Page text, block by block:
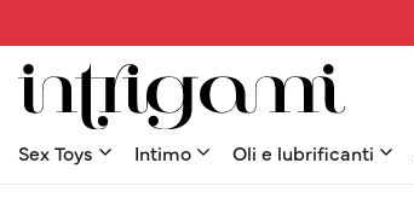
Sex Toys Intimo Oli e lubrificanti